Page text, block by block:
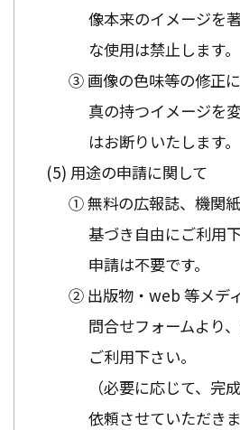
像本来のイメージを
な使用は禁止します。
③ 画像の色味等の修正
真の持つイメージを
はお断りいたします。
用途の申請に関して
① 無料の広報誌、機関
基づき自由にご利用
申請は不要です。
② 出版物・web 等メデ
問合せフォームより
ご利用下さい。
（必要に応じて、完
依頼させていただきま